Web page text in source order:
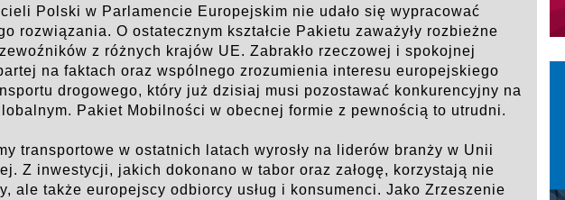
Polski w Parlamencie Europejskim nie udało się wypracować
rozwiązania. O ostatecznym kształcie Pakietu zaważyły rozbieżne
z różnych krajów UE. Zabrakło rzeczowej i spokojnej
na faktach oraz wspólnego zrozumienia interesu europejskiego
drogowego, który już dzisiaj musi pozostawać konkurencyjny na
Pakiet Mobilności w obecnej formie z pewnością to utrudni.
transportowe w ostatnich latach wyrosły na liderów branży w Unii
Z inwestycji, jakich dokonano w tabor oraz załogę, korzystają nie
ale także europejscy odbiorcy usług i konsumenci. Jako Zrzeszenie